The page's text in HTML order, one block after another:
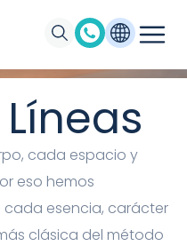
Pilates suelo y
cada espacio y
eso hemos
esencia, carácter
clásica del método